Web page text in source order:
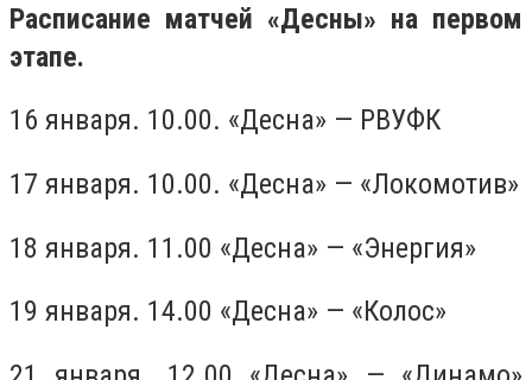
Расписание матчей «Десны» на первом
этапе.
16 января. 10.00. «Десна» — РВУФК
17 января. 10.00. «Десна» — «Локомотив»
18 января. 11.00 «Десна» — «Энергия»
19 января. 14.00 «Десна» — «Колос»